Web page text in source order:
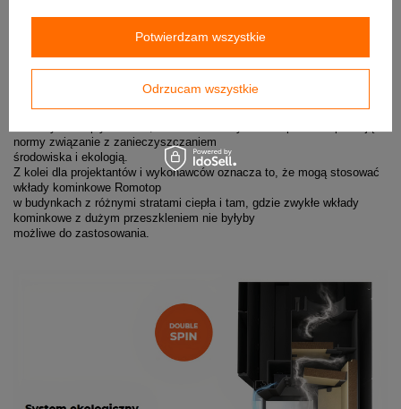
Przede wszystkim system ten gwarantuje optymalne stabilne spalanie,
bez względu na ilość paliwa.
Proces spalania przebiega efektywnie również przy małych dawkach
opału, przy grzaniu z małą mocą.
normy związanie z zanieczyszczaniem
środowiska i ekologią.
Z kolei dla projektantów i wykonawców oznacza to, że mogą stosować
wkłady kominkowe Romotop
w budynkach z różnymi stratami ciepła i tam, gdzie zwykłe wkłady
kominkowe z dużym przeszkleniem nie byłyby
możliwe do zastosowania.
Odrzucam wszystkie
Potwierdzam wszystkie